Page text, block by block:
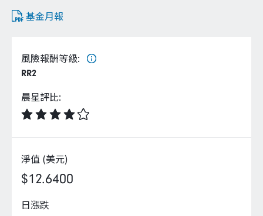
企業永續
線上交易
基金月報
風險報酬等級:
RR2
晨星評比:
淨值 (美元)
$12.6400
日漲跌